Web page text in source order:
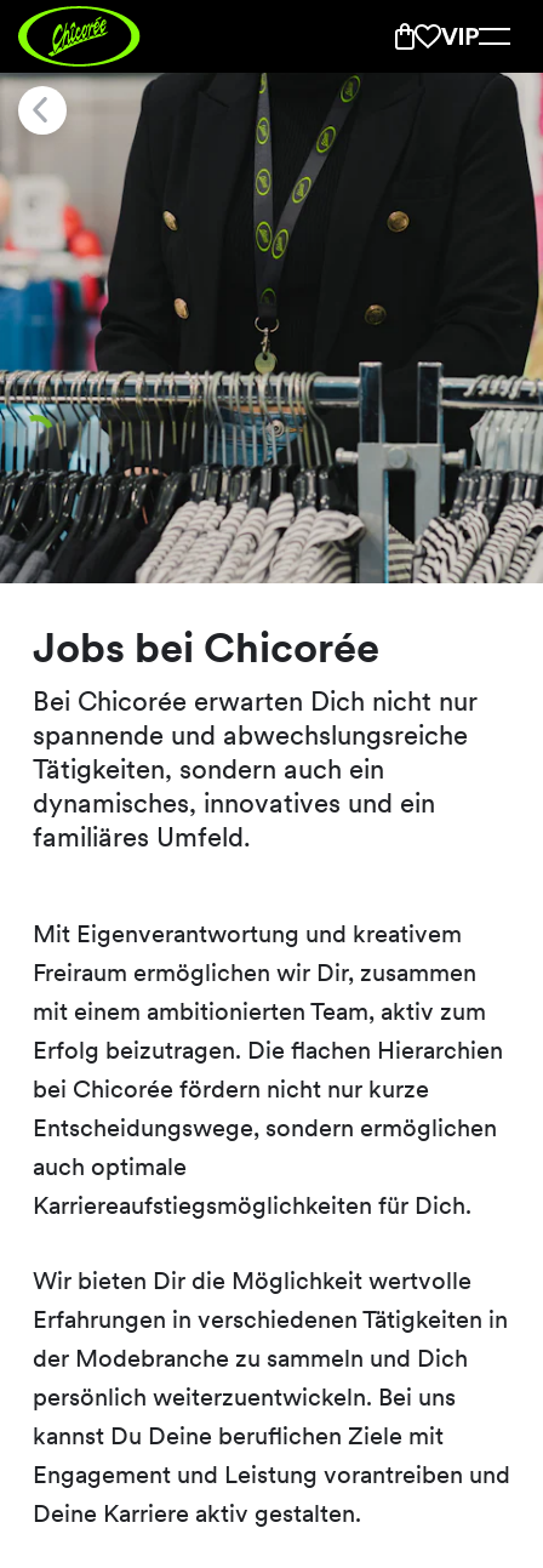
Jobs bei Chicorée
Jobs bei Chicorée
Bei Chicorée erwarten Dich nicht nur
spannende und abwechslungsreiche
Tätigkeiten, sondern auch ein
dynamisches, innovatives und ein
familiäres Umfeld.
Mit Eigenverantwortung und kreativem
Freiraum ermöglichen wir Dir, zusammen
mit einem ambitionierten Team, aktiv zum
Erfolg beizutragen. Die flachen Hierarchien
bei Chicorée fördern nicht nur kurze
Entscheidungswege, sondern ermöglichen
auch optimale
Karriereaufstiegsmöglichkeiten für Dich.
Wir bieten Dir die Möglichkeit wertvolle
Erfahrungen in verschiedenen Tätigkeiten in
der Modebranche zu sammeln und Dich
persönlich weiterzuentwickeln. Bei uns
kannst Du Deine beruflichen Ziele mit
Engagement und Leistung vorantreiben und
Deine Karriere aktiv gestalten.